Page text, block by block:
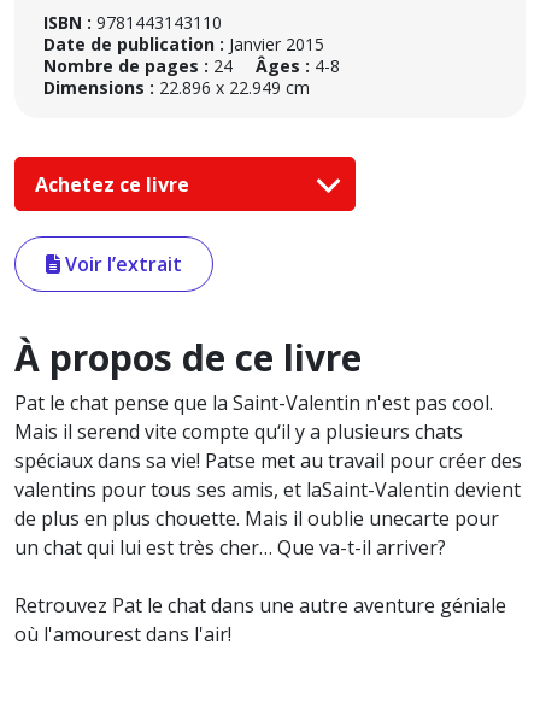
ISBN : 9781443143110
Date de publication : Janvier 2015
Nombre de pages : 24 Âges : 4-8
Dimensions : 22.896 x 22.949 cm
Achetez ce livre
Voir l’extrait
À propos de ce livre
Pat le chat pense que la Saint-Valentin n'est pas cool.
Mais il serend vite compte qu‘il y a plusieurs chats
spéciaux dans sa vie! Patse met au travail pour créer des
valentins pour tous ses amis, et laSaint-Valentin devient
de plus en plus chouette. Mais il oublie unecarte pour
un chat qui lui est très cher… Que va-t-il arriver?
Retrouvez Pat le chat dans une autre aventure géniale
où l'amourest dans l'air!